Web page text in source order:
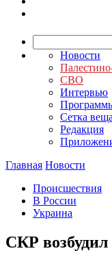
Новости
СВО
Интервью
Сетка
Редакция
Главная Новости
Происшествия
В России
Украина
СКР возбудил